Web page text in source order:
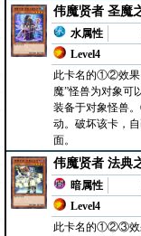
伟魔贤者 圣魔
水属性
Level4
此卡名的①②效果
魔”怪兽为对象可
装备于对象怪兽
动。破坏该卡，
面。
伟魔贤者 法典
暗属性
Level4
此卡名的①②③效